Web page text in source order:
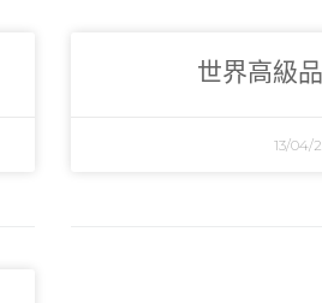
世界高級
13/04/